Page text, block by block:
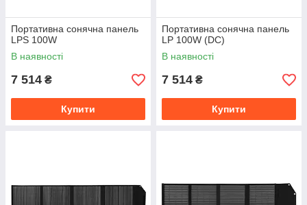
Портативна сонячна панель
LPS 100W
В наявності
7 514 ₴
Купити
Портативна сонячна панель
LP 100W (DC)
В наявності
7 514 ₴
Купити